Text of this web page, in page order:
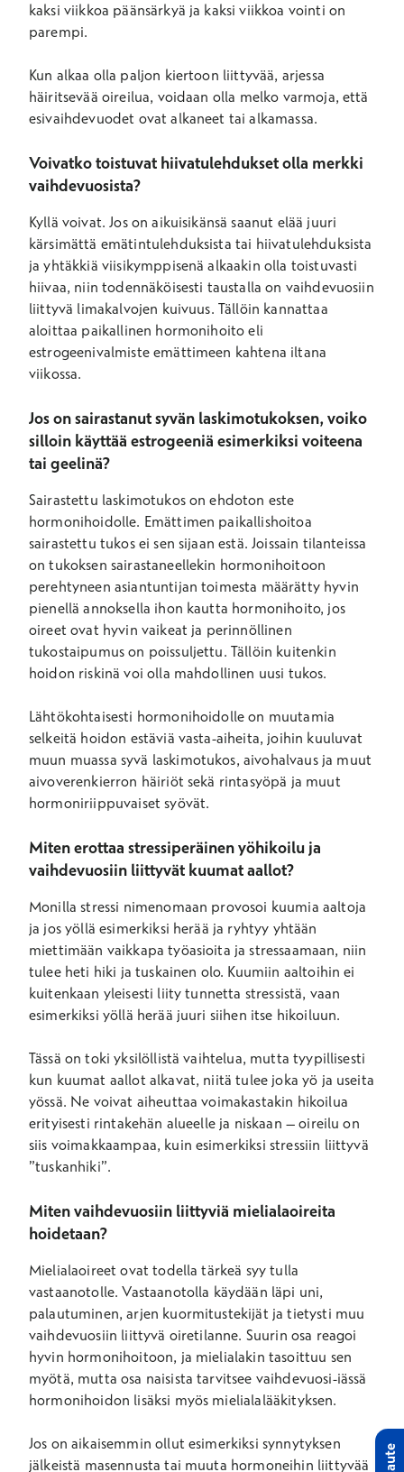
kaksi viikkoa päänsärkyä ja kaksi viikkoa vointi on
parempi.
Kun alkaa olla paljon kiertoon liittyvää, arjessa
häiritsevää oireilua, voidaan olla melko varmoja, että
esivaihdevuodet ovat alkaneet tai alkamassa.
Voivatko toistuvat hiivatulehdukset olla merkki
vaihdevuosista?
Kyllä voivat. Jos on aikuisikänsä saanut elää juuri
kärsimättä emätintulehduksista tai hiivatulehduksista
ja yhtäkkiä viisikymppisenä alkaakin olla toistuvasti
hiivaa, niin todennäköisesti taustalla on vaihdevuosiin
liittyvä limakalvojen kuivuus. Tällöin kannattaa
aloittaa paikallinen hormonihoito eli
estrogeenivalmiste emättimeen kahtena iltana
viikossa.
Jos on sairastanut syvän laskimotukoksen, voiko
silloin käyttää estrogeeniä esimerkiksi voiteena
tai geelinä?
Sairastettu laskimotukos on ehdoton este
hormonihoidolle. Emättimen paikallishoitoa
sairastettu tukos ei sen sijaan estä. Joissain tilanteissa
on tukoksen sairastaneellekin hormonihoitoon
perehtyneen asiantuntijan toimesta määrätty hyvin
pienellä annoksella ihon kautta hormonihoito, jos
oireet ovat hyvin vaikeat ja perinnöllinen
tukostaipumus on poissuljettu. Tällöin kuitenkin
hoidon riskinä voi olla mahdollinen uusi tukos.
Lähtökohtaisesti hormonihoidolle on muutamia
selkeitä hoidon estäviä vasta-aiheita, joihin kuuluvat
muun muassa syvä laskimotukos, aivohalvaus ja muut
aivoverenkierron häiriöt sekä rintasyöpä ja muut
hormoniriippuvaiset syövät.
Miten erottaa stressiperäinen yöhikoilu ja
vaihdevuosiin liittyvät kuumat aallot?
Monilla stressi nimenomaan provosoi kuumia aaltoja
ja jos yöllä esimerkiksi herää ja ryhtyy yhtään
miettimään vaikkapa työasioita ja stressaamaan, niin
tulee heti hiki ja tuskainen olo. Kuumiin aaltoihin ei
kuitenkaan yleisesti liity tunnetta stressistä, vaan
esimerkiksi yöllä herää juuri siihen itse hikoiluun.
Tässä on toki yksilöllistä vaihtelua, mutta tyypillisesti
kun kuumat aallot alkavat, niitä tulee joka yö ja useita
yössä. Ne voivat aiheuttaa voimakastakin hikoilua
erityisesti rintakehän alueelle ja niskaan – oireilu on
siis voimakkaampaa, kuin esimerkiksi stressiin liittyvä
”tuskanhiki”.
Miten vaihdevuosiin liittyviä mielialaoireita
hoidetaan?
Mielialaoireet ovat todella tärkeä syy tulla
vastaanotolle. Vastaanotolla käydään läpi uni,
palautuminen, arjen kuormitustekijät ja tietysti muu
vaihdevuosiin liittyvä oiretilanne. Suurin osa reagoi
hyvin hormonihoitoon, ja mielialakin tasoittuu sen
myötä, mutta osa naisista tarvitsee vaihdevuosi-iässä
hormonihoidon lisäksi myös mielialalääkityksen.
Jos on aikaisemmin ollut esimerkiksi synnytyksen
jälkeistä masennusta tai muuta hormoneihin liittyvää